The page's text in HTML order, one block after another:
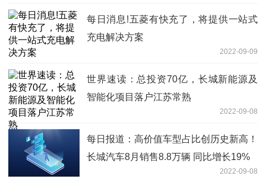
每日消息!五菱有快充了，将提供一站式
充电解决方案
2022-09-09
世界速读：总投资70亿，长城新能源及
智能化项目落户江苏常熟
2022-09-08
每日报道：高价值车型占比创历史新高！
长城汽车8月销售8.8万辆 同比增长19%
2022-09-08